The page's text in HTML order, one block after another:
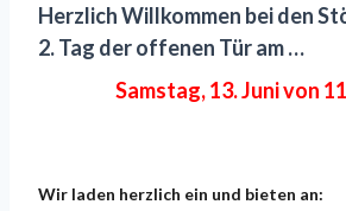
Herzlich Willkommen bei den
2. Tag der offenen Tür am …
Samstag, 13. Juni von
Wir laden herzlich ein und bieten an: